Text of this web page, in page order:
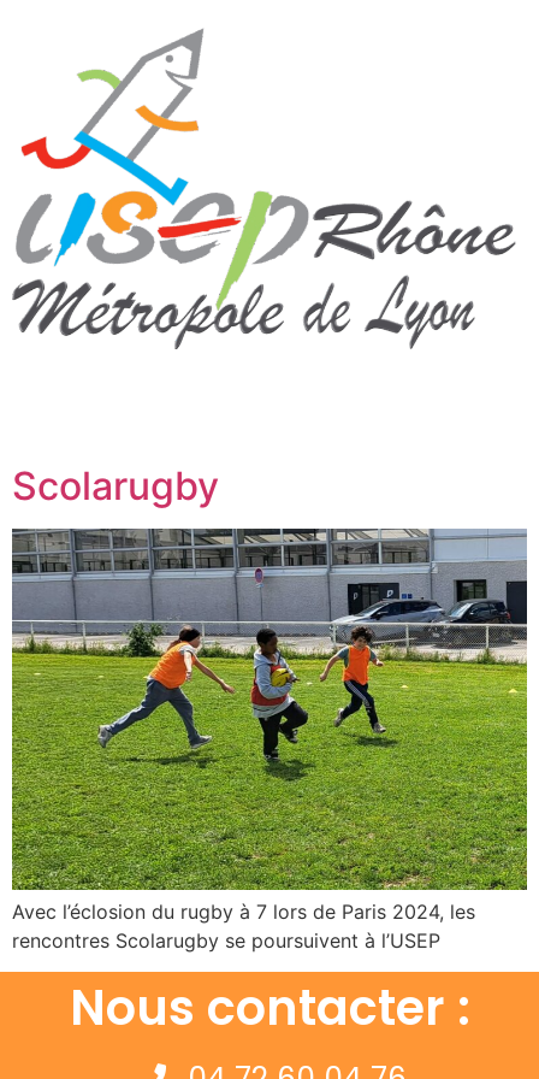
Scolarugby
Avec l’éclosion du rugby à 7 lors de Paris 2024, les
rencontres Scolarugby se poursuivent à l’USEP
Nous contacter :